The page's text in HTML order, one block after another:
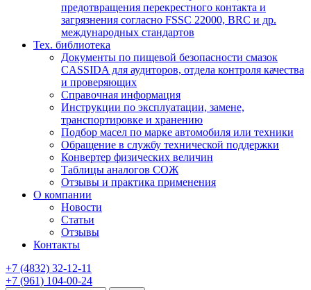
предотвращения перекрестного контакта и
загрязнения согласно FSSC 22000, BRC и др.
международных стандартов
Тех. библиотека
Документы по пищевой безопасности смазок
CASSIDA для аудиторов, отдела контроля качества
и проверяющих
Справочная информация
Инструкции по эксплуатации, замене,
транспортировке и хранению
Подбор масел по марке автомобиля или техники
Обращение в службу технической поддержки
Конвертер физических величин
Таблицы аналогов СОЖ
Отзывы и практика применения
О компании
Новости
Статьи
Отзывы
Контакты
+7 (4832) 32-12-11
+7 (961) 104-00-24